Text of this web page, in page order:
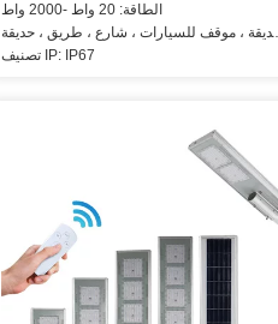
الطاقة: 20 واط -2000 واط
، موقف للسيارات ، شارع ، طريق ، حديقة
تصنيف IP: IP67